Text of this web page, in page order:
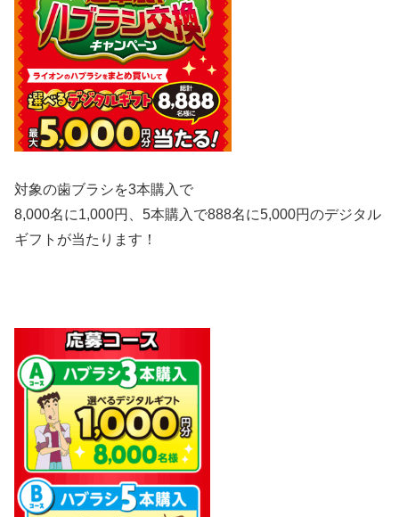
対象の歯ブラシを3本購入で
8,000名に1,000円、5本購入で888名に5,000円のデジタル
ギフトが当たります！